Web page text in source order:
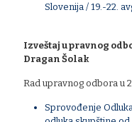
Slovenija / 19.-22.
Izveštaj upravnog
Dragan Šolak
Rad upravnog odbora u
Sprovođenje